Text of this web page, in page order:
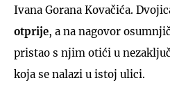
Ivana Gorana Kovačića.
otprije, a na nagovor
pristao s njim otići u
koja se nalazi u istoj ulici.